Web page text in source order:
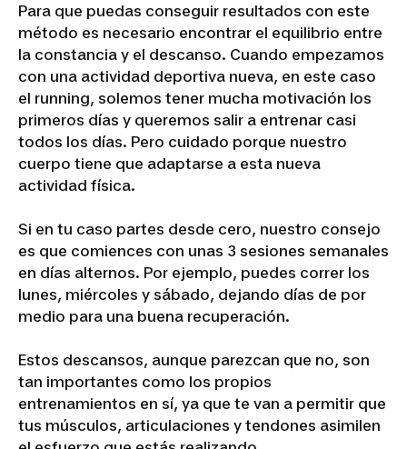
Para que puedas conseguir resultados con este
método es necesario encontrar el equilibrio entre
la constancia y el descanso. Cuando empezamos
con una actividad deportiva nueva, en este caso
el running, solemos tener mucha motivación los
primeros días y queremos salir a entrenar casi
todos los días. Pero cuidado porque nuestro
cuerpo tiene que adaptarse a esta nueva
actividad física.
Si en tu caso partes desde cero, nuestro consejo
es que comiences con unas 3 sesiones semanales
en días alternos. Por ejemplo, puedes correr los
lunes, miércoles y sábado, dejando días de por
medio para una buena recuperación.
Estos descansos, aunque parezcan que no, son
tan importantes como los propios
entrenamientos en sí, ya que te van a permitir que
tus músculos, articulaciones y tendones asimilen